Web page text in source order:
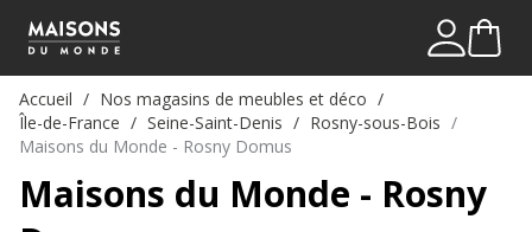
Mon
Me
Accueil
Nos magasins de meubles et déco
Île-de-France
Seine-Saint-Denis
Rosny-sous-Bois
Maisons du Monde - Rosny Domus
Maisons du Monde - Rosny